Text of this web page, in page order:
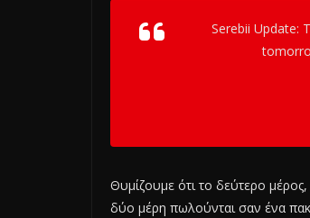
Serebii Update:
Θυμίζουμε ότι το δεύτερο
δύο μέρη πωλούνται σαν ένα